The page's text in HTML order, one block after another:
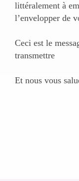
littéralement à
l’envelopper de
Ceci est le
transmettre
Et nous vous